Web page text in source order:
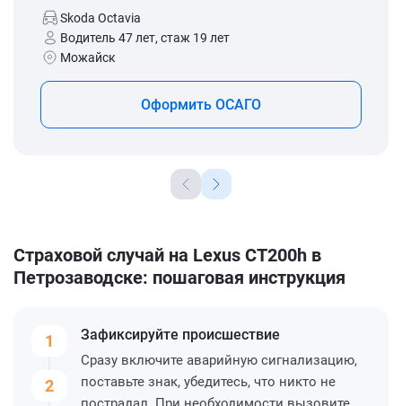
Skoda Octavia
Водитель 47 лет, стаж 19 лет
Можайск
Оформить ОСАГО
Страховой случай на Lexus CT200h в
Петрозаводске: пошаговая инструкция
1
2
Зафиксируйте происшествие
Сразу включите аварийную сигнализацию,
поставьте знак, убедитесь, что никто не